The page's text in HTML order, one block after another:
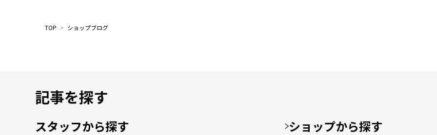
TOP > ショップブログ
記事を探す
スタッフから探す
ショップから探す